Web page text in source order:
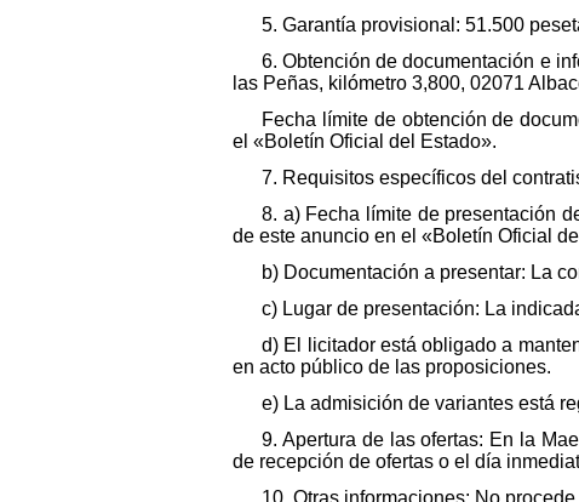
5. Garantía provisional: 51.500
6. Obtención de documentación e
las Peñas, kilómetro 3,800, 02071
Fecha límite de obtención de
el «Boletín Oficial del Estado».
7. Requisitos específicos del
8. a) Fecha límite de presentación
de este anuncio en el «Boletín Oficial
b) Documentación a presentar: La
c) Lugar de presentación: La
d) El licitador está obligado a
en acto público de las proposiciones.
e) La admisición de variantes está
9. Apertura de las ofertas: En la
de recepción de ofertas o el día
10. Otras informaciones: No procede.